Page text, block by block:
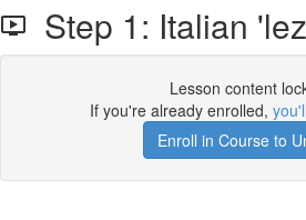
Step 1: Italian
Lesson content
If you're already enrolled,
Enroll in Course to